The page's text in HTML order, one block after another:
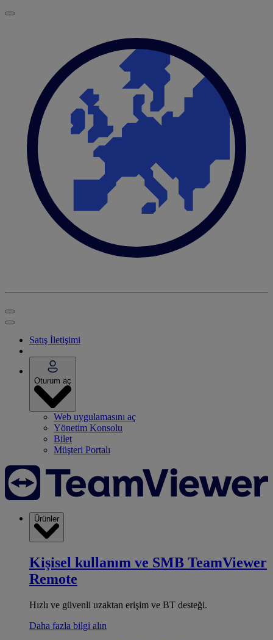
Satış İletişimi
Oturum aç
Web uygulamasını aç
Yönetim Konsolu
Bilet
Müşteri Portalı
Ürünler
Kişisel kullanım ve SMB TeamViewer
Remote
Hızlı ve güvenli uzaktan erişim ve BT desteği.
Daha fazla bilgi alın